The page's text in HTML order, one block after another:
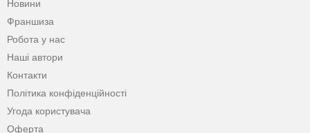
Новини
Франшиза
Робота у нас
Наші автори
Контакти
Політика конфіденційності
Угода користувача
Оферта